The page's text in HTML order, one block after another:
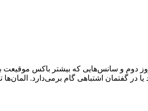
دوم و سانس‌هایی که بیشتر باکس موقیعت
در گفتمان اشتباهی گام برمی‌دارد.